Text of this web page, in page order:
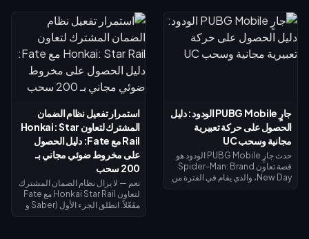
الاسترداد، وأنجز المهام اليومية
للحصول على عملات رييروكو
(Reiryoku) - وهي العملة
المستخدمة للحصول على مظهر مومو
أيايسي (Momo Ayase) الملحمي
الاستبدال في 31 أغسطس.
سترايك (15 يوليو – 14 أغسطس
2026) تعيد لك 520 قطعة ذهبية عند
الوصول إلى المستوى الأقصى — وهي
كافية لتمويل تذكرة النخبة أو محاولات
الحصول على ليفاي. يوضح لك دليل
الأسبوع الأول هذا كيفية جمع الذهب
المجاني، واسترداد الرموز، وتوقيت
استرداد الأموال بحيث لا يكلفك ليفاي
جارٍ PUBG Mobile الودود: دليل
الحصول على حركة تعبيرية
مجانية وسحب UC
حدث جارٍ PUBG Mobile الودود هو
قصة تعاون Spider-Man: Brand
New Day، والذي يقام في الفترة من
استمرار تفعيل نظام الضمان
المشترك لتعاون Honkai: Star
Rail مع Fate: دليل الحصول
على مخروط ضوئي مجاني بـ
200 سحب
نعم — لا يزال نظام الضمان المشترك
لتعاون Honkai Star Rail مع Fate
مفَعّلاً. انطلق الجزء الأول (Saber و